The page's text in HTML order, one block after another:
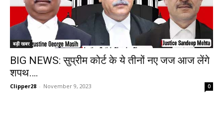
बड़ी खबर
BIG NEWS: सुप्रीम कोर्ट के ये तीनों नए जज आज लेंगे
शपथ….
Clipper28 - November 9, 2023 0